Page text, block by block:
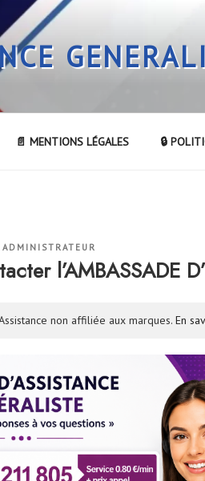
📄 MENTIONS LÉGALES 🔒
ADMINISTRATEUR
l’AMBASSADE
non affiliée aux marques. En